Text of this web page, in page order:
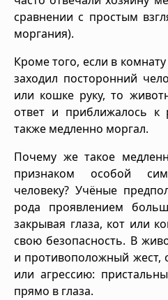
сравнении с простым
моргания).
Кроме того, если в
заходил посторонний
или кошке руку, то
ответ и приближалось к
также медленно моргал.
Почему же такое
признаком особой
человеку? Учёные
рода проявлением
закрывая глаза, кот или
свою безопасность. В
и противоположный жест,
или агрессию:
прямо в глаза.